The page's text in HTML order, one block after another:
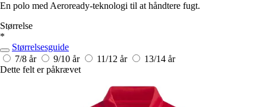
En polo med Aeroready-teknologi til at håndtere fugt.
Størrelse
*
Størrelsesguide
7/8 år
9/10 år 11/12 år
13/14 år
Dette felt er påkrævet